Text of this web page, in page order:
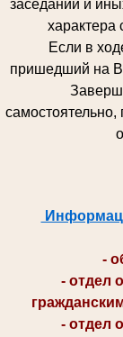
заседании и
характера
Если в ходе
пришедший на
-
- отдел
- отдел